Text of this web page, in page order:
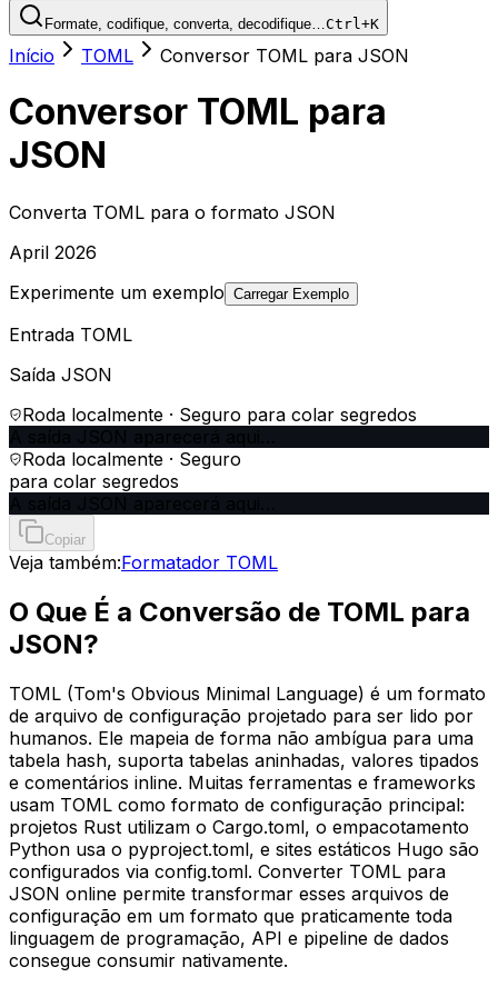
Formate, codifique, converta, decodifique…Ctrl+K
Início TOML Conversor TOML para JSON
Conversor TOML para
JSON
Converta TOML para o formato JSON
April 2026
Experimente um exemplo Carregar Exemplo
Entrada TOML
Saída JSON
Roda localmente · Seguro para colar segredos
Roda localmente · Seguro
para colar segredos
Copiar
Veja também:Formatador TOML
O Que É a Conversão de TOML para
JSON?
TOML (Tom's Obvious Minimal Language) é um formato
de arquivo de configuração projetado para ser lido por
humanos. Ele mapeia de forma não ambígua para uma
tabela hash, suporta tabelas aninhadas, valores tipados
e comentários inline. Muitas ferramentas e frameworks
usam TOML como formato de configuração principal:
projetos Rust utilizam o Cargo.toml, o empacotamento
Python usa o pyproject.toml, e sites estáticos Hugo são
configurados via config.toml. Converter TOML para
JSON online permite transformar esses arquivos de
configuração em um formato que praticamente toda
linguagem de programação, API e pipeline de dados
consegue consumir nativamente.